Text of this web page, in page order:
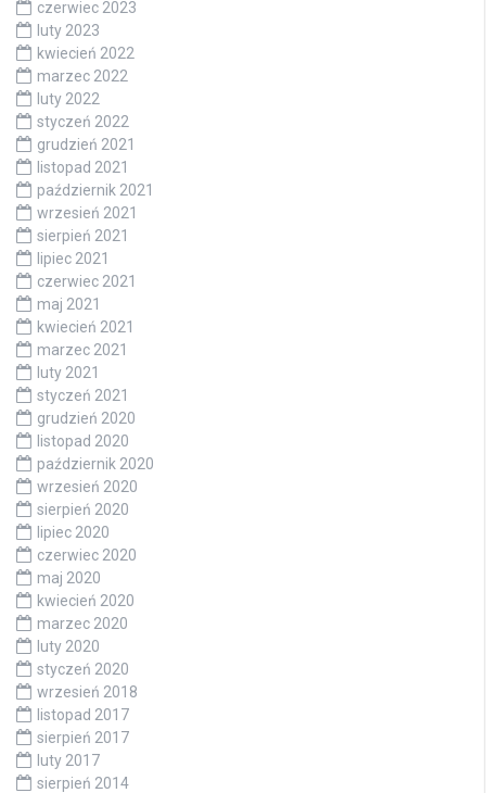
czerwiec 2023
luty 2023
kwiecień 2022
marzec 2022
luty 2022
styczeń 2022
grudzień 2021
listopad 2021
październik 2021
wrzesień 2021
sierpień 2021
lipiec 2021
czerwiec 2021
maj 2021
kwiecień 2021
marzec 2021
luty 2021
styczeń 2021
grudzień 2020
listopad 2020
październik 2020
wrzesień 2020
sierpień 2020
lipiec 2020
czerwiec 2020
maj 2020
kwiecień 2020
marzec 2020
luty 2020
styczeń 2020
wrzesień 2018
listopad 2017
sierpień 2017
luty 2017
sierpień 2014